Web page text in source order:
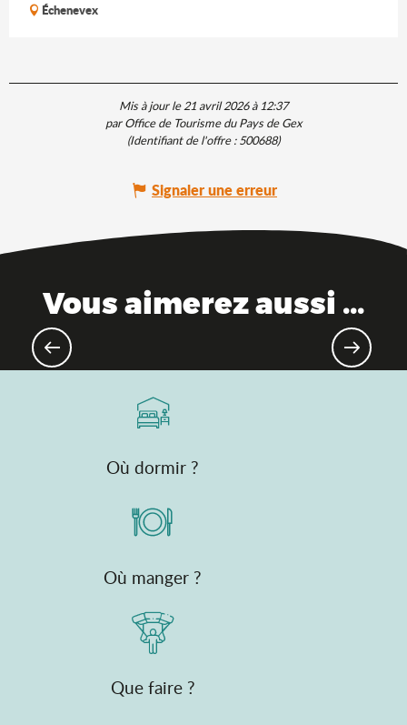
Échenevex
Mis à jour le 21 avril 2026 à 12:37
par Office de Tourisme du Pays de Gex
(Identifiant de l'offre :500688)
Signaler une erreur
Vous aimerez aussi ...
Produits emblématiques de l’Ain
Où dormir ?
Où manger ?
Que faire ?